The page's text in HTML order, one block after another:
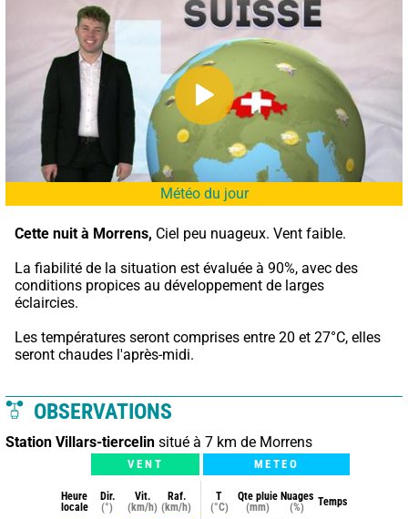
Météo du jour
Cette nuit à Morrens, Ciel peu nuageux. Vent faible.
La fiabilité de la situation est évaluée à 90%, avec des
conditions propices au développement de larges
éclaircies.
Les températures seront comprises entre 20 et 27°C, elles
seront chaudes l'après-midi.
OBSERVATIONS
Station Villars-tiercelin situé à 7 km de Morrens
VENT METEO
Heure
locale
Dir.
(°)
Vit.
(km/h)
Raf.
(km/h)
T
(°C)
Qte pluie
(mm)
Nuages
(%)
Temps